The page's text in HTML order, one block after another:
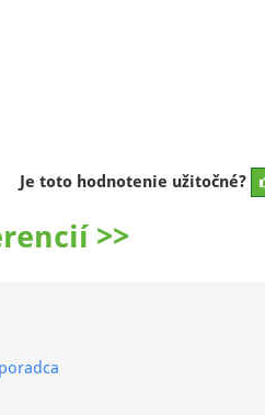
Je toto hodnotenie užitočné?
>>